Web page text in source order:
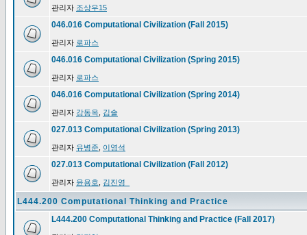
관리자 조상우15
046.016 Computational Civilization (Fall 2015)
관리자 로파스
046.016 Computational Civilization (Spring 2015)
관리자 로파스
046.016 Computational Civilization (Spring 2014)
관리자 강동옥 김솔
027.013 Computational Civilization (Spring 2013)
관리자 유병준 이영석
027.013 Computational Civilization (Fall 2012)
관리자 윤용호 김진영_
L444.200 Computational Thinking and Practice
L444.200 Computational Thinking and Practice (Fall 2017)